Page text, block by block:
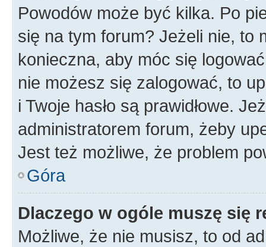
Powodów może być kilka. Po
się na tym forum? Jeżeli nie, to
konieczna, aby móc się
nie możesz się zalogować, to
i Twoje hasło są prawidłowe.
administratorem forum, żeby
Jest też możliwe, że problem
Góra
Dlaczego w ogóle muszę się
Możliwe, że nie musisz, to od